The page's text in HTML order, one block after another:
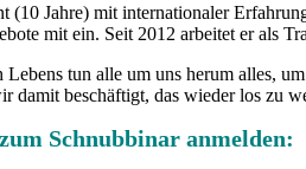
(10 Jahre) mit internationaler
mit ein. Seit 2012 arbeitet er als
Lebens tun alle um uns herum alles,
damit beschäftigt, das wieder los zu
Schnubbinar anmelden: